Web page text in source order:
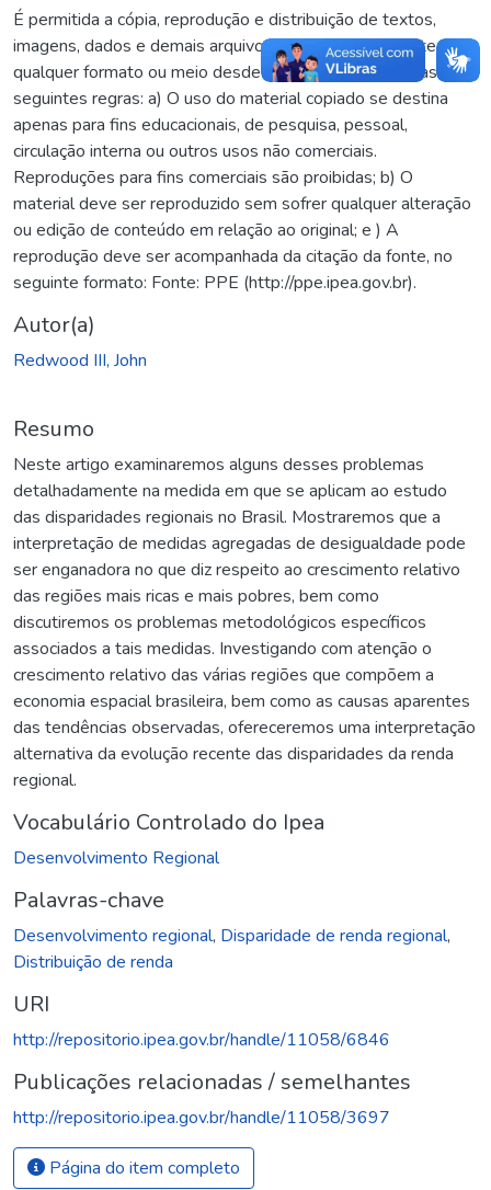
É permitida a cópia, reprodução e distribuição de textos,
imagens, dados e demais arquivos, no todo ou em parte, em
qualquer formato ou meio desde que sejam observadas as
seguintes regras: a) O uso do material copiado se destina
apenas para fins educacionais, de pesquisa, pessoal,
circulação interna ou outros usos não comerciais.
Reproduções para fins comerciais são proibidas; b) O
material deve ser reproduzido sem sofrer qualquer alteração
ou edição de conteúdo em relação ao original; e ) A
reprodução deve ser acompanhada da citação da fonte, no
seguinte formato: Fonte: PPE (http://ppe.ipea.gov.br).
Autor(a)
Redwood III, John
Resumo
Neste artigo examinaremos alguns desses problemas
detalhadamente na medida em que se aplicam ao estudo
das disparidades regionais no Brasil. Mostraremos que a
interpretação de medidas agregadas de desigualdade pode
ser enganadora no que diz respeito ao crescimento relativo
das regiões mais ricas e mais pobres, bem como
discutiremos os problemas metodológicos específicos
associados a tais medidas. Investigando com atenção o
crescimento relativo das várias regiões que compõem a
economia espacial brasileira, bem como as causas aparentes
das tendências observadas, ofereceremos uma interpretação
alternativa da evolução recente das disparidades da renda
regional.
Vocabulário Controlado do Ipea
Desenvolvimento Regional
Palavras-chave
Desenvolvimento regional, Disparidade de renda regional,
Distribuição de renda
URI
http://repositorio.ipea.gov.br/handle/11058/6846
Publicações relacionadas / semelhantes
http://repositorio.ipea.gov.br/handle/11058/3697
Página do item completo